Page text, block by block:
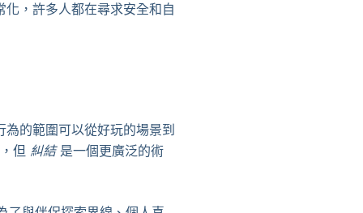
，許多人都在尋求安全和自
的範圍可以從好玩的場景到
但 糾結是一個更廣泛的術